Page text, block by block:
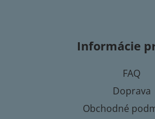
Informácie
FAQ
Doprava
Obchodné